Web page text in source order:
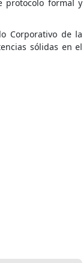
protocolo formal y
Corporativo de la
sólidas en el